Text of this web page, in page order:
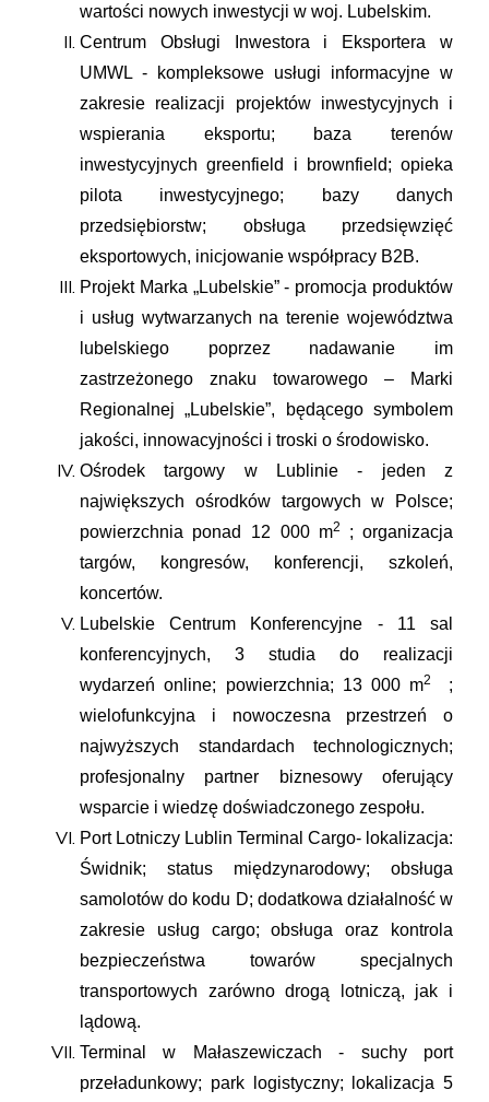
wartości nowych inwestycji w woj. Lubelskim.
Centrum Obsługi Inwestora i Eksportera w
UMWL - kompleksowe usługi informacyjne w
zakresie realizacji projektów inwestycyjnych i
wspierania eksportu; baza terenów
inwestycyjnych greenfield i brownfield; opieka
pilota inwestycyjnego; bazy danych
przedsiębiorstw; obsługa przedsięwzięć
eksportowych, inicjowanie współpracy B2B.
Projekt Marka „Lubelskie” - promocja produktów
i usług wytwarzanych na terenie województwa
lubelskiego poprzez nadawanie im
zastrzeżonego znaku towarowego – Marki
Regionalnej „Lubelskie”, będącego symbolem
jakości, innowacyjności i troski o środowisko.
Ośrodek targowy w Lublinie - jeden z
największych ośrodków targowych w Polsce;
powierzchnia ponad 12 000 m2
; organizacja
targów, kongresów, konferencji, szkoleń,
koncertów.
Lubelskie Centrum Konferencyjne - 11 sal
konferencyjnych, 3 studia do realizacji
wydarzeń online; powierzchnia; 13 000 m2
;
wielofunkcyjna i nowoczesna przestrzeń o
najwyższych standardach technologicznych;
profesjonalny partner biznesowy oferujący
wsparcie i wiedzę doświadczonego zespołu.
Port Lotniczy Lublin Terminal Cargo- lokalizacja:
Świdnik; status międzynarodowy; obsługa
samolotów do kodu D; dodatkowa działalność w
zakresie usług cargo; obsługa oraz kontrola
bezpieczeństwa towarów specjalnych
transportowych zarówno drogą lotniczą, jak i
lądową.
Terminal w Małaszewiczach - suchy port
przeładunkowy; park logistyczny; lokalizacja 5